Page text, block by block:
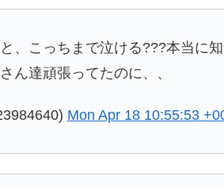
、こっちまで泣ける???本当に
ん達頑張ってたのに、、
Mon Apr 18 10:55:53